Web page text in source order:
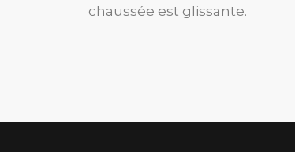
chaussée est glissante.